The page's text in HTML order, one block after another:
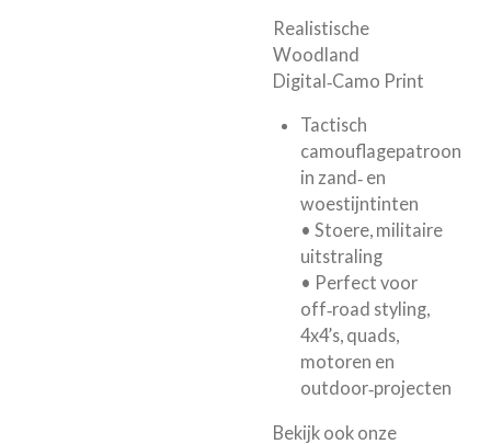
Realistische
Woodland
Digital‑Camo Print
Tactisch
camouflagepatroon
in zand‑ en
woestijntinten
• Stoere, militaire
uitstraling
• Perfect voor
off‑road styling,
4x4’s, quads,
motoren en
outdoor‑projecten
Bekijk ook onze